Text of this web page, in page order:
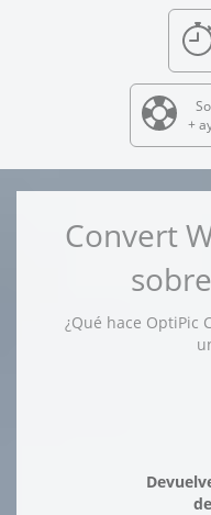
+
Convert
¿Qué hace OptiPic